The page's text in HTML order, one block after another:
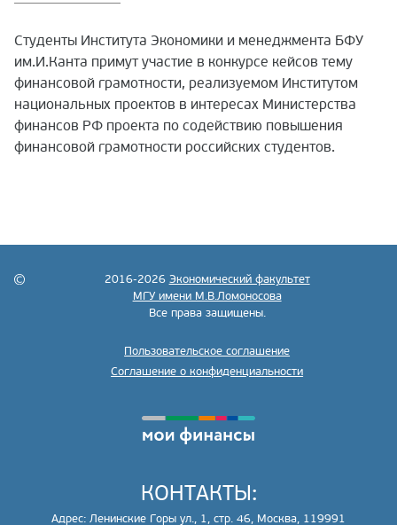
Студенты Института Экономики и менеджмента БФУ
им.И.Канта примут участие в конкурсе кейсов тему
финансовой грамотности, реализуемом Институтом
национальных проектов в интересах Министерства
финансов РФ проекта по содействию повышения
финансовой грамотности российских студентов.
2016-2026 Экономический факультет
МГУ имени М.В.Ломоносова
Все права защищены.
Пользовательское соглашение
Соглашение о конфиденциальности
КОНТАКТЫ:
Адрес: Ленинские Горы ул., 1, стр. 46, Москва, 119991